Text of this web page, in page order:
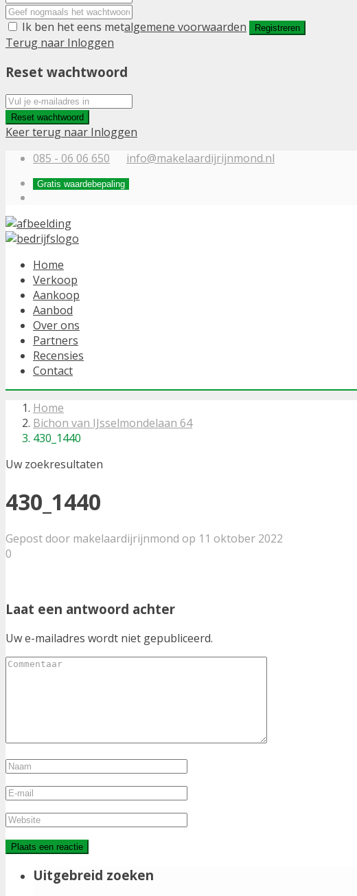
Ik ben het eens metalgemene voorwaarden Registreren
Terug naar Inloggen
Reset wachtwoord
Reset wachtwoord
Keer terug naar Inloggen
085 - 06 06 650
info@makelaardijrijnmond.nl
Gratis waardebepaling
Home
Verkoop
Aankoop
Aanbod
Over ons
Partners
Recensies
Contact
Home
Bichon van IJsselmondelaan 64
430_1440
Uw zoekresultaten
430_1440
Gepost door makelaardijrijnmond op 11 oktober 2022
0
Laat een antwoord achter
Uw e-mailadres wordt niet gepubliceerd.
Uitgebreid zoeken